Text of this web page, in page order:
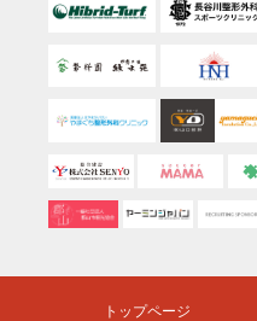
トップページ